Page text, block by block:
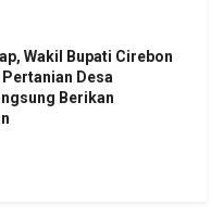
Wakil Bupati Cirebon
Desa
Berikan